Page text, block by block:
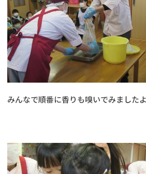
みんなで順番に香りも嗅いでみましたよ